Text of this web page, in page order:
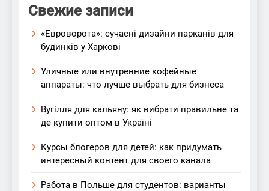
Свежие записи
«Евроворота»: сучасні дизайни парканів для
будинків у Харкові
Уличные или внутренние кофейные
аппараты: что лучше выбрать для бизнеса
Вугілля для кальяну: як вибрати правильне та
де купити оптом в Україні
Курсы блогеров для детей: как придумать
интересный контент для своего канала
Работа в Польше для студентов: варианты